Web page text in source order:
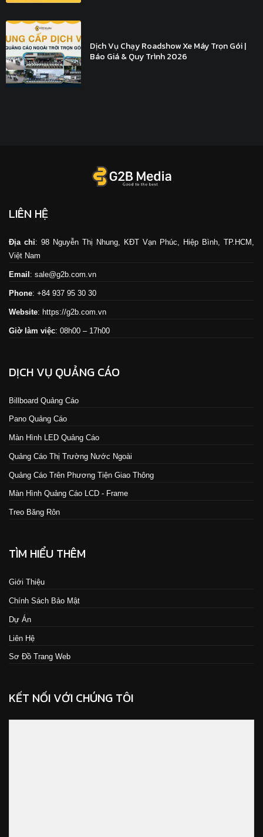
Dịch Vụ Chạy Roadshow Xe Máy Trọn Gói |
Báo Giá & Quy Trình 2026
LIÊN HỆ
Địa chỉ: 98 Nguyễn Thị Nhung, KĐT Vạn Phúc, Hiệp Bình, TP.HCM,
Việt Nam
Email : sale@g2b.com.vn
Phone: +84 937 95 30 30
Website: https://g2b.com.vn
Giờ làm việc: 08h00 – 17h00
DỊCH VỤ QUẢNG CÁO
Billboard Quảng Cáo
Pano Quảng Cáo
Màn Hình LED Quảng Cáo
Quảng Cáo Thị Trường Nước Ngoài
Quảng Cáo Trên Phương Tiện Giao Thông
Màn Hình Quảng Cáo LCD - Frame
Treo Băng Rôn
TÌM HIỂU THÊM
Giới Thiệu
Chính Sách Bảo Mật
Dự Án
Liên Hệ
Sơ Đồ Trang Web
KẾT NỐI VỚI CHÚNG TÔI